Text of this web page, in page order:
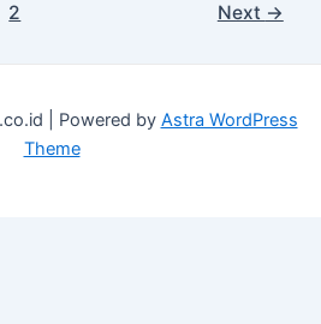
2 Next →
| Powered by Astra WordPress
Theme